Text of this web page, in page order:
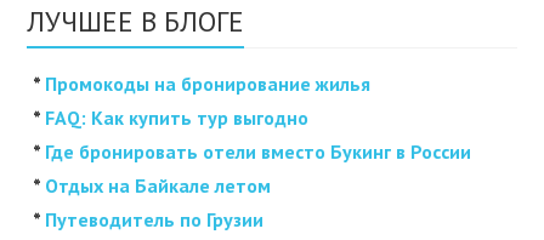
ЛУЧШЕЕ В БЛОГЕ
* Промокоды на бронирование жилья
* FAQ: Как купить тур выгодно
* Где бронировать отели вместо Букинг в России
* Отдых на Байкале летом
* Путеводитель по Грузии